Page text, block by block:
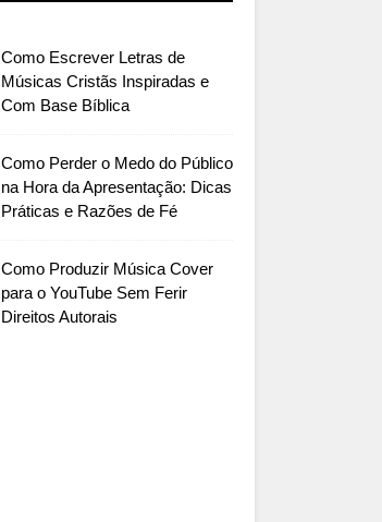
Como Escrever Letras de
Músicas Cristãs Inspiradas e
Com Base Bíblica
Como Perder o Medo do Público
na Hora da Apresentação: Dicas
Práticas e Razões de Fé
Como Produzir Música Cover
para o YouTube Sem Ferir
Direitos Autorais